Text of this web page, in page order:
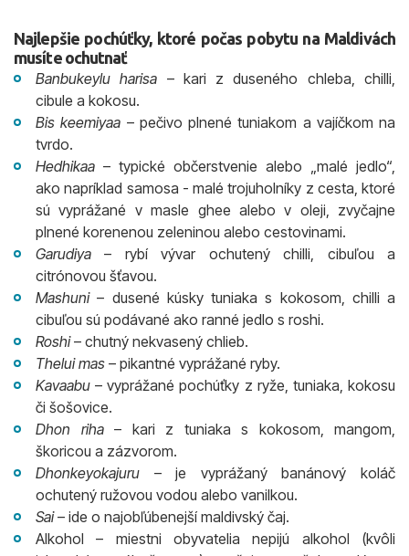
Najlepšie pochúťky, ktoré počas pobytu na Maldivách
musíte ochutnať
Banbukeylu harisa – kari z duseného chleba, chilli,
cibule a kokosu.
Bis keemiyaa – pečivo plnené tuniakom a vajíčkom na
tvrdo.
Hedhikaa – typické občerstvenie alebo „malé jedlo“,
ako napríklad samosa - malé trojuholníky z cesta, ktoré
sú vyprážané v masle ghee alebo v oleji, zvyčajne
plnené korenenou zeleninou alebo cestovinami.
Garudiya – rybí vývar ochutený chilli, cibuľou a
citrónovou šťavou.
Mashuni– dusené kúsky tuniaka s kokosom, chilli a
cibuľou sú podávané ako ranné jedlo s roshi.
Roshi– chutný nekvasený chlieb.
Thelui mas – pikantné vyprážané ryby.
Kavaabu – vyprážané pochúťky z ryže, tuniaka, kokosu
či šošovice.
Dhon riha – kari z tuniaka s kokosom, mangom,
škoricou a zázvorom.
Dhonkeyokajuru – je vyprážaný banánový koláč
ochutený ružovou vodou alebo vanilkou.
Sai– ide o najobľúbenejší maldivský čaj.
Alkohol – miestni obyvatelia nepijú alkohol (kvôli